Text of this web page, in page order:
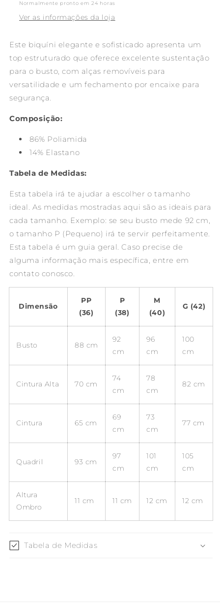
Grafite
Grafite
Normalmente pronto em 24 horas
Ver as informações da loja
Este biquíni elegante e sofisticado apresenta um
top estruturado que oferece excelente sustentação
para o busto, com alças removíveis para
versatilidade e um fechamento por encaixe para
segurança.
Composição:
86% Poliamida
14% Elastano
Tabela de Medidas:
Esta tabela irá te ajudar a escolher o tamanho
ideal. As medidas mostradas aqui são as ideais para
cada tamanho. Exemplo: se seu busto mede 92 cm,
o tamanho P (Pequeno) irá te servir perfeitamente.
Esta tabela é um guia geral. Caso precise de
alguma informação mais específica, entre em
contato conosco.
Dimensão
PP
(36)
P
(38)
M
(40)
G (42)
Busto 88 cm
92
cm
96
cm
100
cm
Cintura Alta 70 cm
74
cm
78
cm
82 cm
Cintura 65 cm
69
cm
73
cm
77 cm
Quadril 93 cm
97
cm
101
cm
105
cm
Altura
Ombro
11 cm 11 cm 12 cm 12 cm
Tabela de Medidas